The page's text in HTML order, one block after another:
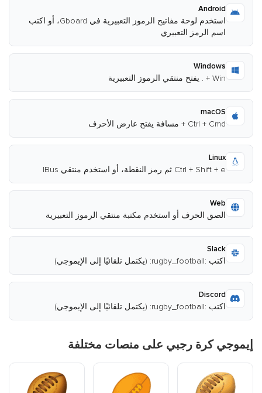
Android
استخدم لوحة مفاتيح الرموز التعبيرية في Gboard، أو اكتب
اسم الرمز التعبيري
Windows
Win + . يفتح منتقي الرموز التعبيرية
macOS
Ctrl + Cmd + مسافة يفتح عارض الأحرف
Linux
Ctrl + Shift + e ثم رمز النقطة، أو استخدم منتقي IBus
Web
الصق الحرف أو استخدم مكتبة منتقي الرموز التعبيرية
Slack
اكتب :rugby_football: (يكتمل تلقائيًا إلى الإيموجي)
Discord
اكتب :rugby_football: (يكتمل تلقائيًا إلى الإيموجي)
إيموجي كرة رجبي على منصات مختلفة